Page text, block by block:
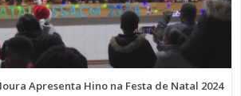
Apresenta Hino na Festa de Natal 2024